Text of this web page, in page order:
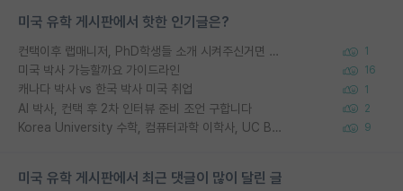
미국 유학 게시판에서 핫한 인기글은?
컨택이후 랩매니저, PhD학생들 소개 시켜주신거면 거의 컨펌에 가깝나요? 1
미국 박사 가능할까요 가이드라인 16
캐나다 박사 vs 한국 박사 미국 취업 1
AI 박사, 컨택 후 2차 인터뷰 준비 조언 구합니다 2
Korea University 수학, 컴퓨터과학 이학사, UC Berkeley 산업공학 대학원 공학박사가 되는 것은 쉽지 않겠죠? 9
미국 유학 게시판에서 최근 댓글이 많이 달린 글